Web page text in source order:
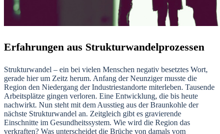
Erfahrungen aus Strukturwandelprozessen
Strukturwandel – ein bei vielen Menschen negativ besetztes Wort,
gerade hier um Zeitz herum. Anfang der Neunziger musste die
Region den Niedergang der Industriestandorte miterleben. Tausende
Arbeitsplätze gingen verloren. Eine Entwicklung, die bis heute
nachwirkt. Nun steht mit dem Ausstieg aus der Braunkohle der
nächste Strukturwandel an. Zeitgleich gibt es gravierende
Einschnitte im Gesundheitssystem. Wie wird die Region das
verkraften? Was unterscheidet die Brüche von damals vom